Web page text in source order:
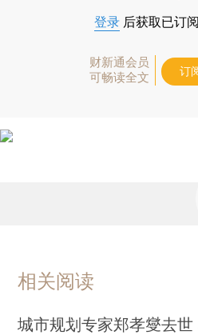
登录 后获取已订
财新通会员
可畅读全文
订
相关阅读
城市规划专家郑孝燮去世